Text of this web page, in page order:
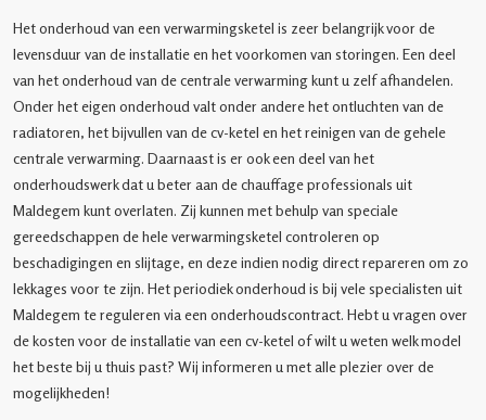
Het onderhoud van een verwarmingsketel is zeer belangrijk voor de
levensduur van de installatie en het voorkomen van storingen. Een deel
van het onderhoud van de centrale verwarming kunt u zelf afhandelen.
Onder het eigen onderhoud valt onder andere het ontluchten van de
radiatoren, het bijvullen van de cv-ketel en het reinigen van de gehele
centrale verwarming. Daarnaast is er ook een deel van het
onderhoudswerk dat u beter aan de chauffage professionals uit
Maldegem kunt overlaten. Zij kunnen met behulp van speciale
gereedschappen de hele verwarmingsketel controleren op
beschadigingen en slijtage, en deze indien nodig direct repareren om zo
lekkages voor te zijn. Het periodiek onderhoud is bij vele specialisten uit
Maldegem te reguleren via een onderhoudscontract. Hebt u vragen over
de kosten voor de installatie van een cv-ketel of wilt u weten welk model
het beste bij u thuis past? Wij informeren u met alle plezier over de
mogelijkheden!